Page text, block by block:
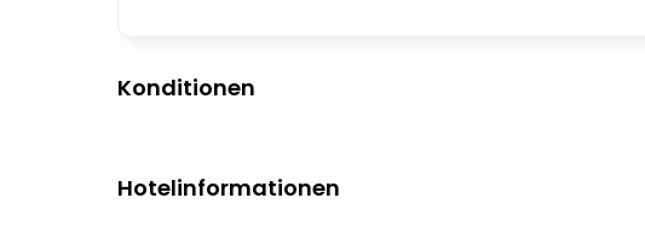
Konditionen
Hotelinformationen